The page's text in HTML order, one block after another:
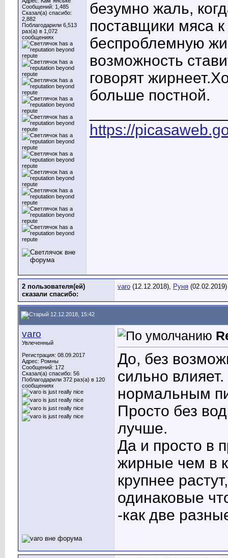
Сообщений: 1,485
Сказал(а) спасибо:
2,882
Поблагодарили 6,513
раз(а) в 1,072
сообщениях
безумно жаль,
поставщики мяса
беспроблемную
возможность
говорят
больше постной.
https://
2 пользователя(ей)
сказали cпасибо:
varo (12.12.2018), Руня (02.02.2019)
12.12.2018, 15:42
varo
Увлеченный
Регистрация: 08.09.2017
Адрес: Ромны
Сообщений: 172
Сказал(а) спасибо: 56
Поблагодарили 372 раз(а) в 120
сообщениях
До, без
сильно
нормальным
Просто без
лучше.
Да и просто в
жирные чем в
крупнее
одинаковые
-как две